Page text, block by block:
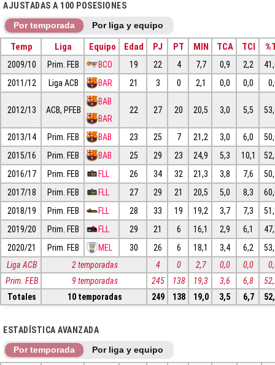
AJUSTADAS A 100 POSESIONES
Por temporada Por liga y equipo
Temp Liga Equipo Edad PJ PT MIN TCA TCI
2009/10 Prim. FEB BCO 19 22 4 7,7 0,9 2,2
2011/12
Liga ACB BAR 21 3 0 2,1 0,0 0,0
2012/13 ACB, PFEB
BAB
BAR
22 27 20 20,5 3,0 5,5
2013/14 Prim. FEB BAB 23 25 7 21,2 3,0 6,0
2015/16
Prim. FEB BAB 25 29 23 24,9 5,3 10,1
2016/17
Prim. FEB FLL 26 34 32 21,3 3,8 7,6
2017/18
Prim. FEB FLL 27 29 21 20,5 5,0 8,3
2018/19
Prim. FEB FLL 28 33 19 19,2 3,7 7,3
2019/20
Prim. FEB FLL 29 21 6 16,1 2,9 6,1
2020/21
Prim. FEB MEL 30 26 6 18,1 3,4 6,2
Liga ACB
2 temporadas 4 0 2,7 0,0 0,0
Prim. FEB
9 temporadas 245 138 19,3 3,6 6,8
Totales
10 temporadas 249 138 19,0 3,5 6,7
ESTADÍSTICA AVANZADA
Por temporada Por liga y equipo